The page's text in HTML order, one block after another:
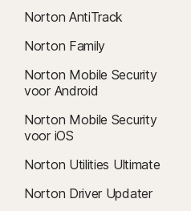
Norton AntiTrack
Norton Family
Norton Mobile Security
voor Android
Norton Mobile Security
voor iOS
Norton Utilities Ultimate
Norton Driver Updater